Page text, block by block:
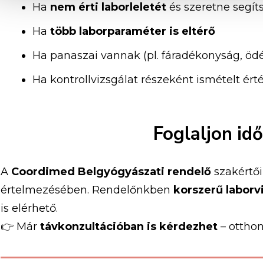
Ha nem érti laborleletét és szeretne
Ha több laborparaméter is eltérő
Ha panaszai vannak (pl. fáradékonyság,
Ha kontrollvizsgálat részeként ismételt
Foglaljon
A Coordimed Belgyógyászati rendelő szakértői
értelmezésében. Rendelőnkben korszerű
is elérhető.
👉 Már távkonzultációban is kérdezhet –